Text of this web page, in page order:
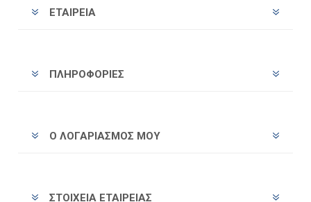
ΕΤΑΙΡΕΊΑ
ΠΛΗΡΟΦΟΡΊΕΣ
Ο ΛΟΓΑΡΙΑΣΜΌΣ ΜΟΥ
ΣΤΟΙΧΕΊΑ ΕΤΑΙΡΕΊΑΣ